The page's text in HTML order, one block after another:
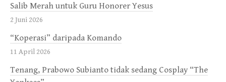
Salib Merah untuk Guru Honorer Yesus
2 Juni 2026
“Koperasi” daripada Komando
11 April 2026
Tenang, Prabowo Subianto tidak sedang Cosplay “The